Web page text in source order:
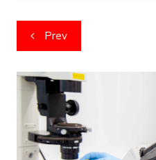
Navegação
de
artigos
Prev